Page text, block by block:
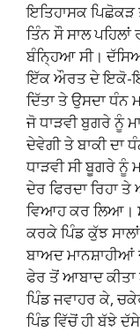
ਇਤਿਹਾਸਕ ਪਿਛੋਕੜ
ਤਿੰਨ ਸੌ ਸਾਲ
ਬੰਨ੍ਹਿਆ ਸੀ।
ਇੱਕ ਔਰਤ ਦੇ ਇਕੋ-
ਦਿੱਤਾ ਤੇ ਉਸਦਾ ਧੰਨ
ਜੋ ਧਾੜਵੀ ਬੁਗਰੇ ਨੂੰ
ਦੇਵੇਗੀ ਤੇ ਬਾਕੀ ਦਾ
ਧਾੜਵੀ ਸੀ ਬੂਗਰੇ ਨੂੰ
ਦੇਰ ਫਿਰਦਾ ਰਿਹਾ
ਵਿਆਹ ਕਰ ਲਿਆ।
ਕਰਕੇ ਪਿੰਡ ਕੁੱਝ
ਬਾਅਦ
ਫੇਰ ਤੋਂ ਆਬਾਦ ਕੀਤਾ
ਪਿੰਡ ਜਵਾਹਰ ਕੇ,
ਪਿੰਡ ਵਿੱਚੋਂ ਹੀ ਬੱਝੇ